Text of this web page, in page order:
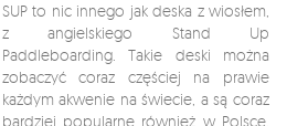
SUP to nic innego jak deska z wiosłem,
z angielskiego Stand Up
Paddleboarding. Takie deski można
zobaczyć coraz częściej na prawie
każdym akwenie na świecie, a są coraz
bardziej popularne również w Polsce.